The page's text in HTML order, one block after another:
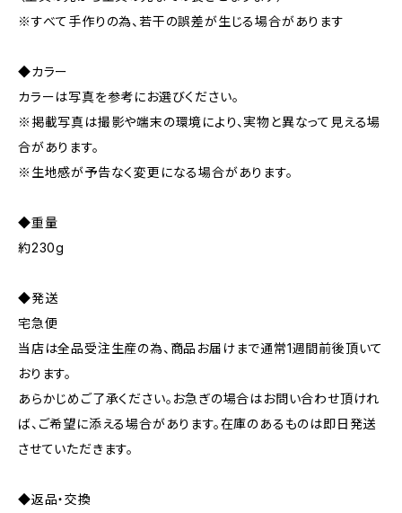
※すべて手作りの為、若干の誤差が生じる場合があります
◆カラー
カラーは写真を参考にお選びください。
※掲載写真は撮影や端末の環境により、実物と異なって見える場
合があります。
※生地感が予告なく変更になる場合があります。
◆重量
約230g
◆発送
宅急便
当店は全品受注生産の為、商品お届けまで通常1週間前後頂いて
おります。
あらかじめご了承ください。お急ぎの場合はお問い合わせ頂けれ
ば、ご希望に添える場合があります。在庫のあるものは即日発送
させていただきます。
◆返品・交換